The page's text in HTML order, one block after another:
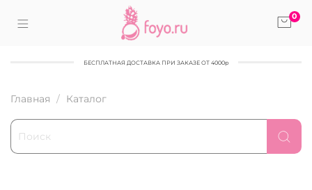
0
БЕСПЛАТНАЯ ДОСТАВКА ПРИ ЗАКАЗЕ ОТ 4000р
Главная Каталог